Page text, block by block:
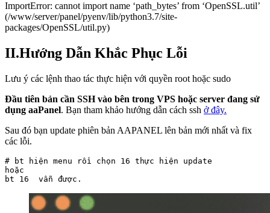
ImportError: cannot import name ‘path_bytes’ from ‘OpenSSL.util’
(/www/server/panel/pyenv/lib/python3.7/site-
packages/OpenSSL/util.py)
II.Hướng Dẫn Khắc Phục Lỗi
Lưu ý các lệnh thao tác thực hiện với quyền root hoặc sudo
Đầu tiên bản cần SSH vào bên trong VPS hoặc server đang sử
dụng aaPanel. Bạn tham khảo hướng dẫn cách ssh ở đây.
Sau đó bạn update phiên bản AAPANEL lên bản mới nhất và fix
các lỗi.
# bt hiện menu rồi chọn 16 thực hiện update
hoặc
bt 16  vẫn được.